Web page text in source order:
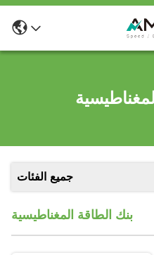
جميع الفئات
بنك الطاقة المغناطيسية